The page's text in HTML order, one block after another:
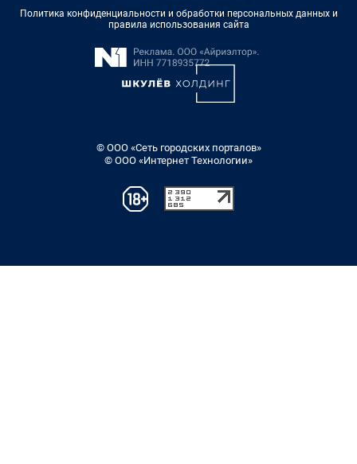
Политика конфиденциальности и обработки персональных данных и
правила использования сайта
© ООО «Сеть городских порталов»
© ООО «Интернет Технологии»